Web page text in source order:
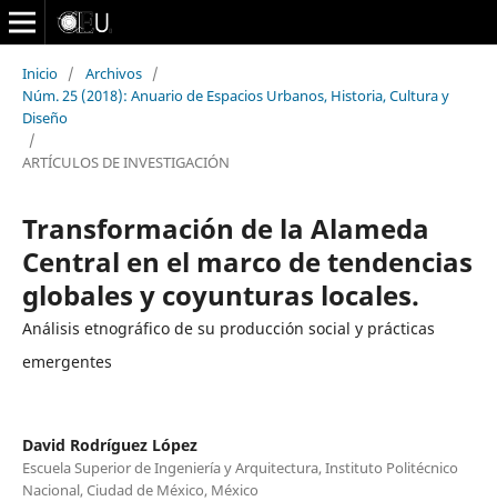
Inicio / Archivos /
Núm. 25 (2018): Anuario de Espacios Urbanos, Historia, Cultura y
Diseño
/
ARTÍCULOS DE INVESTIGACIÓN
Transformación de la Alameda
Central en el marco de tendencias
globales y coyunturas locales.
Análisis etnográfico de su producción social y prácticas
emergentes
David Rodríguez López
Escuela Superior de Ingeniería y Arquitectura, Instituto Politécnico
Nacional, Ciudad de México, México